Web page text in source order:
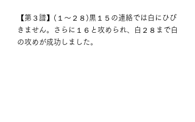
【第３譜】(１～２８)黒１５の連絡では白にひび
きません。さらに１６と攻められ、白２８まで白
の攻めが成功しました。